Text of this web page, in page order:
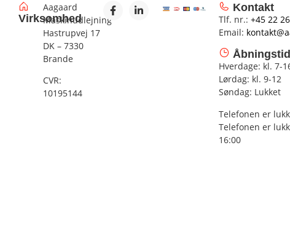
Virksomhed
Aagaard
Maskinudlejning
Hastrupvej 17
DK – 7330
Brande
CVR:
10195144
Kontakt
Tlf. nr.: +45 22
Email:
Hverdage: kl. 7-
Lørdag: kl. 9-12
Søndag: Lukket
Telefonen er
Telefonen er
16:00